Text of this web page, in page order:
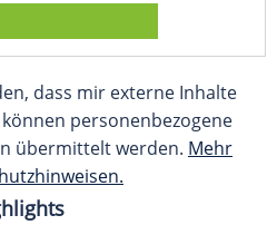
dass mir externe Inhalte
personenbezogene
übermittelt werden. Mehr